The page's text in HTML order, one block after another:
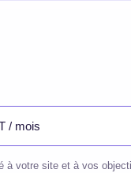
à votre site et à vos